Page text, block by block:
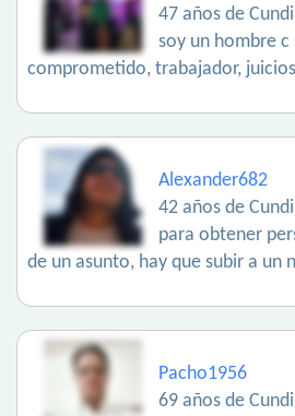
47 años de
soy un hombre
comprometido, trabajador,
Alexander682
42 años de
para obtener
de un asunto, hay que subir a un
Pacho1956
69 años de